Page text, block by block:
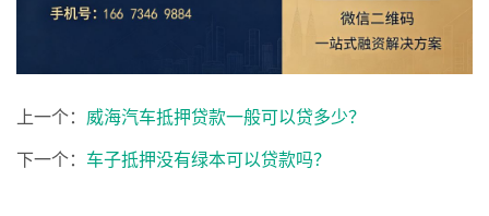
上一个： 威海汽车抵押贷款一般可以贷多少？
下一个： 车子抵押没有绿本可以贷款吗？